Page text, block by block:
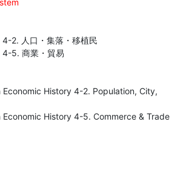
2. 人口・集落・移植民
5. 商業・貿易
History 4-2. Population, City,
History 4-5. Commerce & Trade